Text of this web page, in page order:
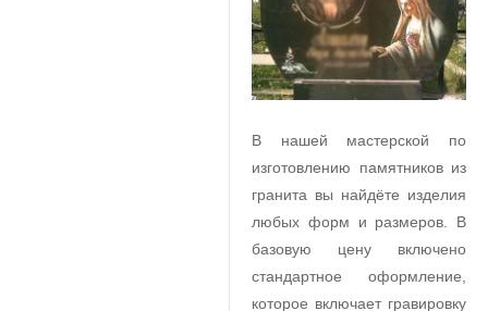
В нашей мастерской по
изготовлению памятников из
гранита вы найдёте изделия
любых форм и размеров. В
базовую цену включено
стандартное оформление,
которое включает гравировку